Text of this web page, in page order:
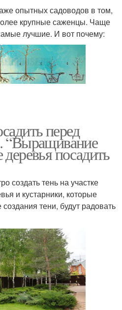
опытных садоводов в том,
крупные саженцы. Чаще
лучшие. И вот почему:
перед
“Выращивание
посадить
создать тень на участке
и кустарники, которые
тени, будут радовать